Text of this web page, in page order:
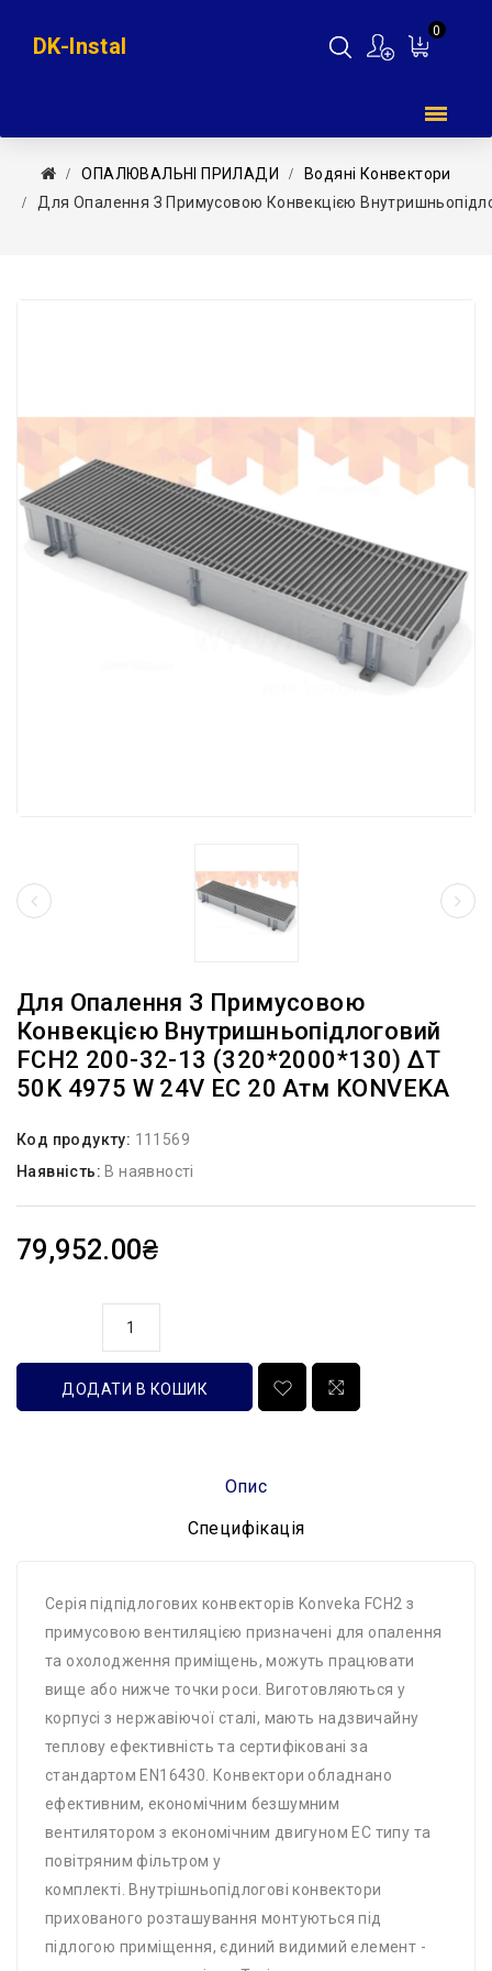
0
DK-Instal
ОПАЛЮВАЛЬНІ ПРИЛАДИ
Водяні Конвектори
Для Опалення З Примусовою Конвекцією
Для Опалення З Примусовою
Конвекцією Внутришньопідлоговий
FCH2 200-32-13 (320*2000*130) ΔT
50K 4975 W 24V EC 20 Атм KONVEKA
Код продукту: 111569
Наявність: В наявності
79,952.00₴
ДОДАТИ В КОШИК
Опис
Специфікація
Серія підпідлогових конвекторів Konveka FCH2 з
примусовою вентиляцією призначені для опалення
та охолодження приміщень, можуть працювати
вище або нижче точки роси. Виготовляються у
корпусі з нержавіючої сталі, мають надзвичайну
теплову ефективність та сертифіковані за
стандартом EN16430. Конвектори обладнано
ефективним, економічним безшумним
вентилятором з економічним двигуном EC типу та
повітряним фільтром у
комплекті. Внутрішньопідлогові конвектори
прихованого розташування монтуються під
підлогою приміщення, єдиний видимий елемент -